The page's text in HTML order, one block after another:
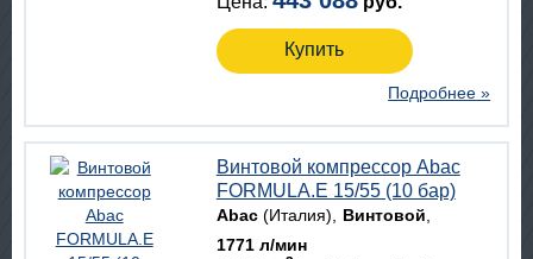
Купить
Подробнее »
Винтовой компрессор Abac
FORMULA.E 15/55 (10 бар)
Abac(Италия)
Винтовой
1771 л/мин